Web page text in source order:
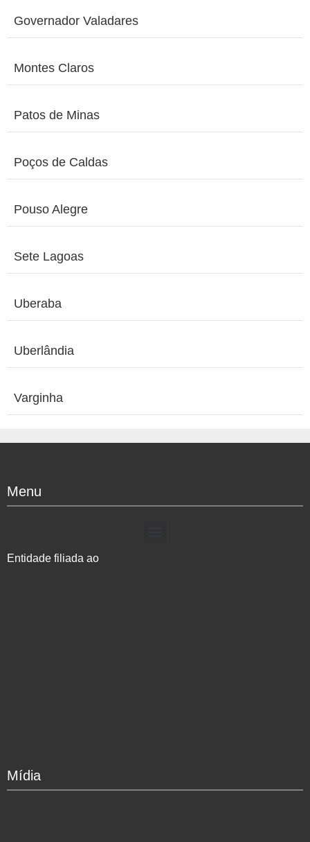
Governador Valadares
Montes Claros
Patos de Minas
Poços de Caldas
Pouso Alegre
Sete Lagoas
Uberaba
Uberlândia
Varginha
Menu
Entidade filiada ao
Mídia